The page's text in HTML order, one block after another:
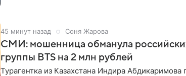
45 минут назад Соня Жарова
СМИ: мошенница обманула
группы BTS на 2 млн рублей
Турагентка из Казахстана Индира